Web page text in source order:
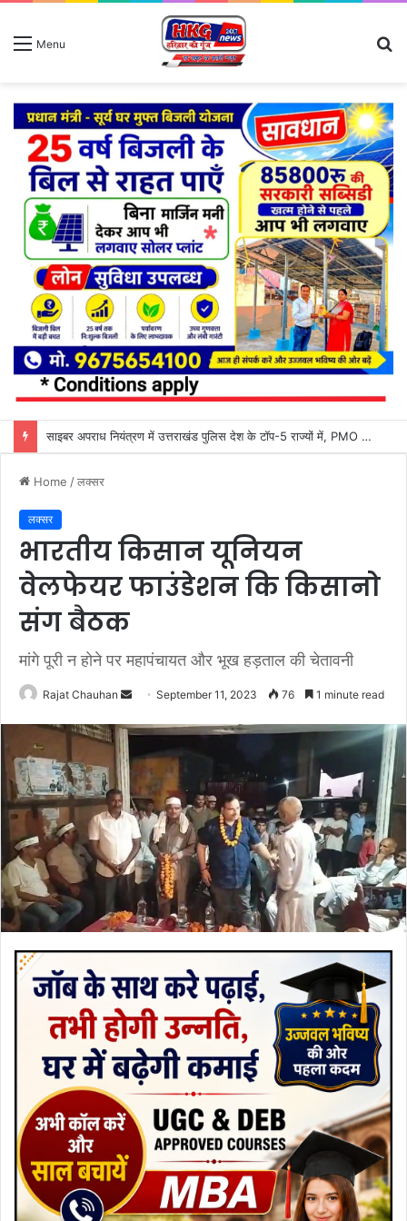
Menu
कांवड़ यात्रा की व्यवस्थाओं का जायजा लेने सीसीआर कंट्रोल रूम पहुंचे डीएम मयूर दीक्षित
Home /लक्सर
लक्सर
भारतीय किसान यूनियन
वेलफेयर फाउंडेशन कि किसानो
संग बैठक
मांगे पूरी न होने पर महापंचायत और भूख हड़ताल की चेतावनी
Rajat Chauhan
Send
email
September 11, 2023 76 1 minute read